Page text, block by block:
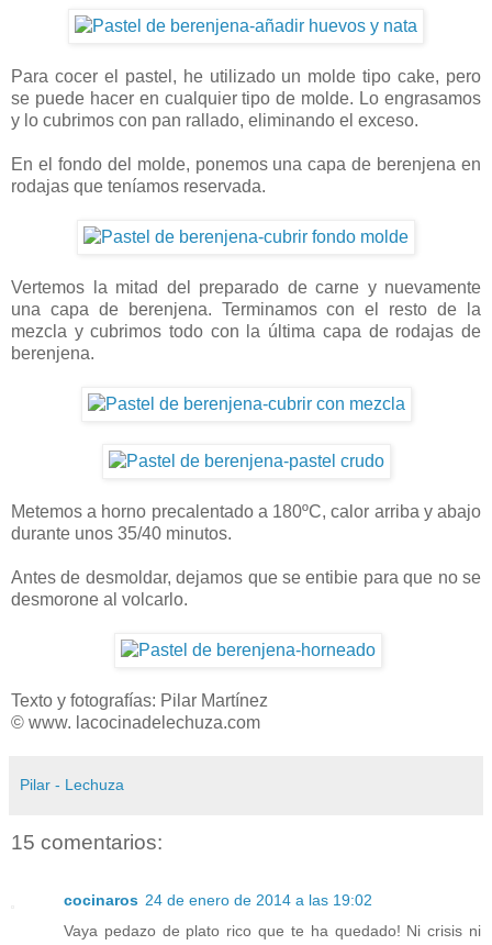
Para cocer el pastel, he utilizado un molde tipo cake, pero
se puede hacer en cualquier tipo de molde. Lo engrasamos
y lo cubrimos con pan rallado, eliminando el exceso.
En el fondo del molde, ponemos una capa de berenjena en
rodajas que teníamos reservada.
Vertemos la mitad del preparado de carne y nuevamente
una capa de berenjena. Terminamos con el resto de la
mezcla y cubrimos todo con la última capa de rodajas de
berenjena.
Metemos a horno precalentado a 180ºC, calor arriba y abajo
durante unos 35/40 minutos.
Antes de desmoldar, dejamos que se entibie para que no se
desmorone al volcarlo.
Texto y fotografías: Pilar Martínez
© www. lacocinadelechuza.com
Pilar - Lechuza
15 comentarios:
cocinaros 24 de enero de 2014 a las 19:02
Vaya pedazo de plato rico que te ha quedado! Ni crisis ni